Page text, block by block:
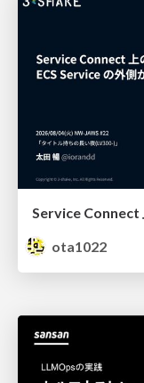
ota1022